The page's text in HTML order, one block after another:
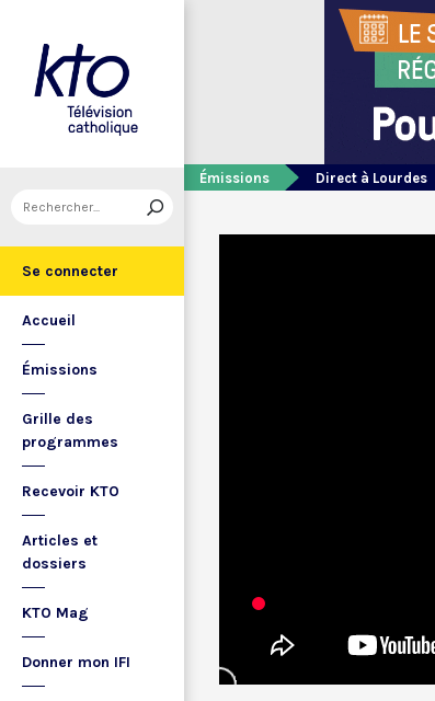
Se connecter
Accueil
Émissions
Grille des
programmes
Recevoir KTO
Articles et
dossiers
KTO Mag
Donner mon IFI
Émissions Direct à Lourdes